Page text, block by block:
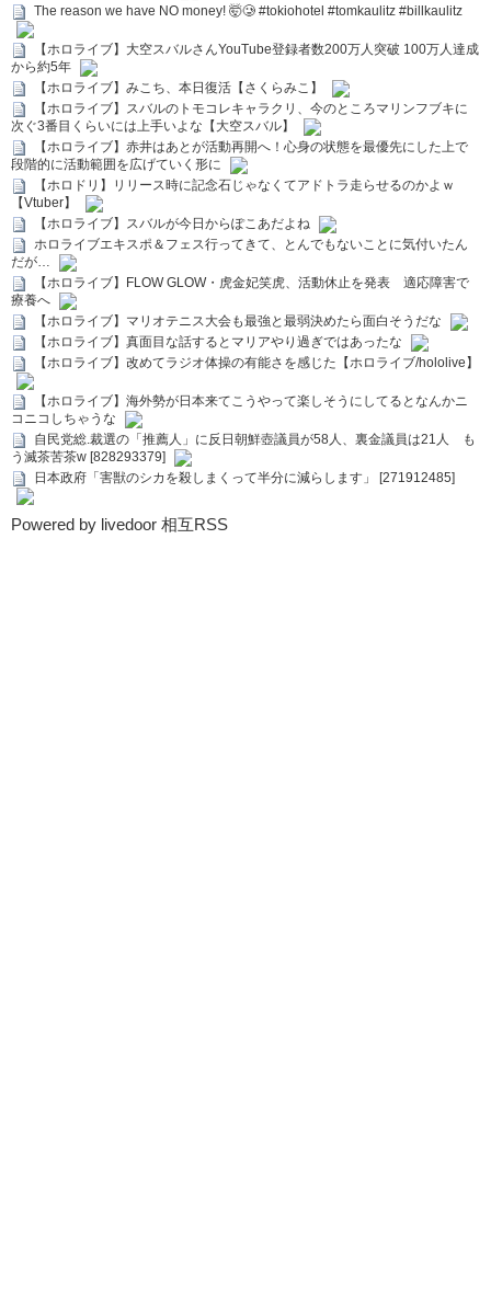
The reason we have NO money! 🤯🥲 #tokiohotel #tomkaulitz #billkaulitz
【ホロライブ】大空スバルさんYouTube登録者数200万人突破 100万人達成
から約5年
【ホロライブ】みこち、本日復活【さくらみこ】
【ホロライブ】スバルのトモコレキャラクリ、今のところマリンフブキに
次ぐ3番目くらいには上手いよな【大空スバル】
【ホロライブ】赤井はあとが活動再開へ！心身の状態を最優先にした上で
段階的に活動範囲を広げていく形に
【ホロドリ】リリース時に記念石じゃなくてアドトラ走らせるのかよｗ
【Vtuber】
【ホロライブ】スバルが今日からぽこあだよね
ホロライブエキスポ＆フェス行ってきて、とんでもないことに気付いたん
だが…
【ホロライブ】FLOW GLOW・虎金妃笑虎、活動休止を発表 適応障害で
療養へ
【ホロライブ】マリオテニス大会も最強と最弱決めたら面白そうだな
【ホロライブ】真面目な話するとマリアやり過ぎではあったな
【ホロライブ】改めてラジオ体操の有能さを感じた【ホロライブ/hololive】
【ホロライブ】海外勢が日本来てこうやって楽しそうにしてるとなんかニ
コニコしちゃうな
自民党総.裁選の「推薦人」に反日朝鮮壺議員が58人、裏金議員は21人 も
う滅茶苦茶w [828293379]
日本政府「害獣のシカを殺しまくって半分に減らします」 [271912485]
Powered by livedoor 相互RSS